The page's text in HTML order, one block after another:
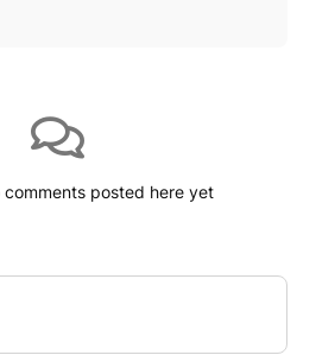
comments posted here yet